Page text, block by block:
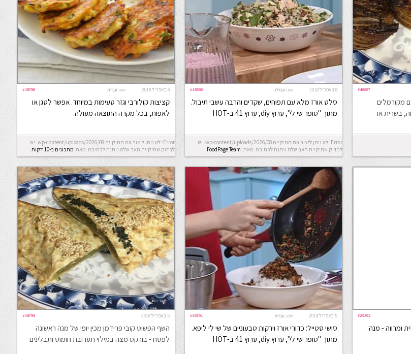
#48887
מקורמלים
בשרית או
8 באפריל 2018 #48838 שפה: עברית
סלט אורז מלא עם תפוחים, שקדים והרבה עשבי תיבול.
מתוך "סופר שי לי", ערוץ diy, ערוץ 41 ב-HOT
Error: לא ניתן ליצור את התיקייה wp-content/uploads/2026/08. יש
לבדוק שתיקיית האב שלה ניתנת לכתיבה. מאת: FoodPage Team
8 באפריל 2018 #48798 שפה: עברית
קציצות קולורבי וגזר טעימות במיוחד. אפשר לטגן או
לאפות, בכל מקרה התוצאה מעולה.
Error: לא ניתן ליצור את התיקייה wp-content/uploads/2026/08. יש
לבדוק שתיקיית האב שלה ניתנת לכתיבה. מאת: מתכונים ב-10 דקות
#29392
ומרווה - מנה
5 באפריל 2018 #48791 שפה: עברית
סושי סטייל: כדורי אורז וירקות טבעוניים של שי לי ליפא.
מתוך "סופר שי לי", ערוץ diy, ערוץ 41 ב-HOT
5 באפריל 2018 #48799
השף הפשוט קובי פרידמן מכין יופי של מנה ראשונה
לפסח - בורקס מצה במילוי תערובת חומוס ותבלינים